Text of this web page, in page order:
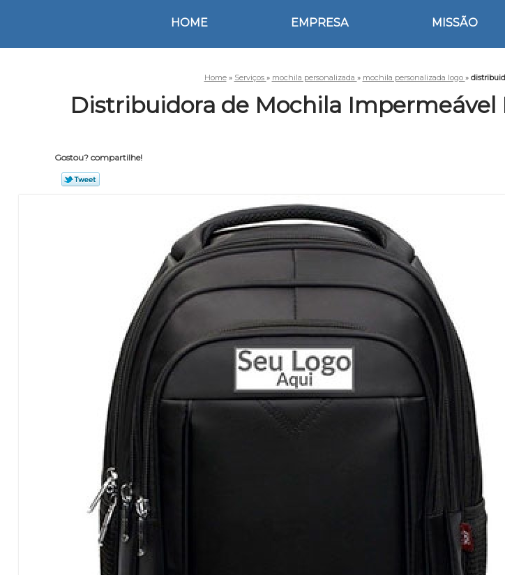
HOME EMPRESA MISSÃO
Home » Serviços » mochila personalizada » mochila personalizada logo »
Distribuidora de Mochila Impermeável
Gostou? compartilhe!